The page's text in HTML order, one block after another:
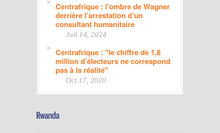
Centrafrique : l’ombre de Wagner
derrière l’arrestation d’un
consultant humanitaire
Juil 14, 2024
Centrafrique : "le chiffre de 1,8
million d’électeurs ne correspond
pas à la réalité"
Oct 17, 2020